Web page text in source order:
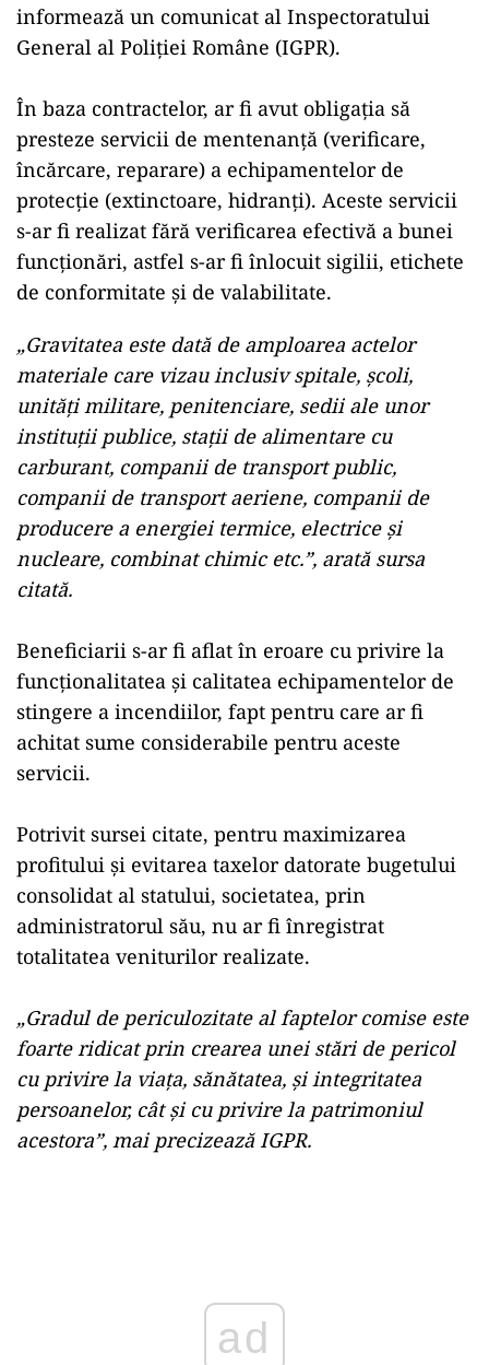
informează un comunicat al Inspectoratului
General al Poliţiei Române (IGPR).
În baza contractelor, ar fi avut obligaţia să
presteze servicii de mentenanţă (verificare,
încărcare, reparare) a echipamentelor de
protecţie (extinctoare, hidranţi). Aceste servicii
s-ar fi realizat fără verificarea efectivă a bunei
funcţionări, astfel s-ar fi înlocuit sigilii, etichete
de conformitate şi de valabilitate.
„Gravitatea este dată de amploarea actelor
materiale care vizau inclusiv spitale, şcoli,
unităţi militare, penitenciare, sedii ale unor
instituţii publice, staţii de alimentare cu
carburant, companii de transport public,
companii de transport aeriene, companii de
producere a energiei termice, electrice şi
nucleare, combinat chimic etc.”, arată sursa
citată.
Beneficiarii s-ar fi aflat în eroare cu privire la
funcţionalitatea şi calitatea echipamentelor de
stingere a incendiilor, fapt pentru care ar fi
achitat sume considerabile pentru aceste
servicii.
Potrivit sursei citate, pentru maximizarea
profitului şi evitarea taxelor datorate bugetului
consolidat al statului, societatea, prin
administratorul său, nu ar fi înregistrat
totalitatea veniturilor realizate.
„Gradul de periculozitate al faptelor comise este
foarte ridicat prin crearea unei stări de pericol
cu privire la viaţa, sănătatea, şi integritatea
persoanelor, cât şi cu privire la patrimoniul
acestora”, mai precizează IGPR.